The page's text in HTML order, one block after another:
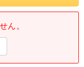
ん。